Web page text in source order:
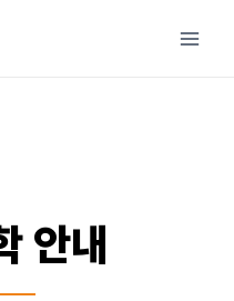
안내